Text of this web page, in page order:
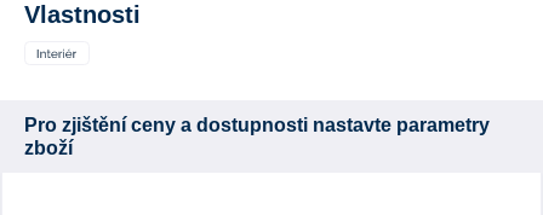
Vlastnosti
Pro zjištění ceny a dostupnosti nastavte parametry
zboží